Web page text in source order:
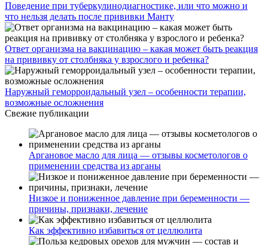
Поведение при туберкулинодиагностике, или что можно и
что нельзя делать после прививки Манту
Ответ организма на вакцинацию – какая может быть реакция
на прививку от столбняка у взрослого и ребенка?
Наружный геморроидальный узел – особенности терапии,
возможные осложнения
Свежие публикации
Аргановое масло для лица — отзывы косметологов о
применении средства из арганы
Низкое и пониженное давление при беременности —
причины, признаки, лечение
Как эффективно избавиться от целлюлита